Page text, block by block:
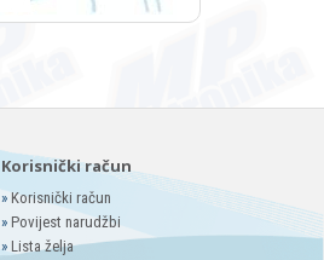
Korisnički račun
» Korisnički račun
» Povijest narudžbi
» Lista želja